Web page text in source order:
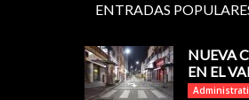
ENTRADAS
NUEVA
EN EL